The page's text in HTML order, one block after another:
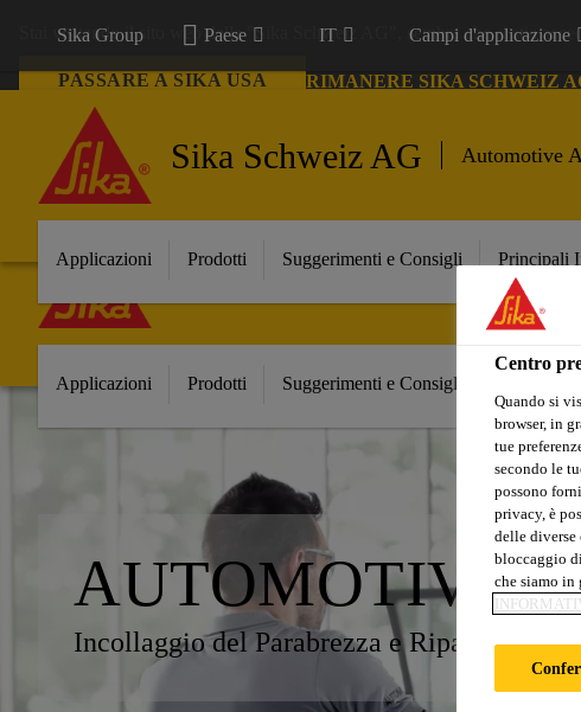
Stai visitando il sito web della "Sika Schweiz AG", sembra che si stia
PASSARE A SIKA USA RIMANERE SIKA SCHWEIZ
Sika Group Paese IT Campi d'applicazione
Sika Schweiz AG Automotive
Applicazioni Prodotti Suggerimenti e Consigli
AUTOMOTIVE
Incollaggio del Parabrezza e Riparazione
Sika Group Paese IT Campi d'applicazione
Sika Schweiz AG Automotive
Applicazioni Prodotti Suggerimenti e Consigli Principali
Centro
Quando si
browser, in
tue
secondo le
possono
privacy, è
delle
bloccaggio
che siamo in